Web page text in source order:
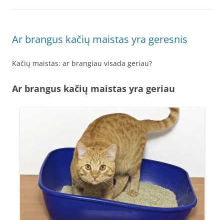
Ar brangus kačių maistas yra geresnis
Kačių maistas: ar brangiau visada geriau?
Ar brangus kačių maistas yra geriau